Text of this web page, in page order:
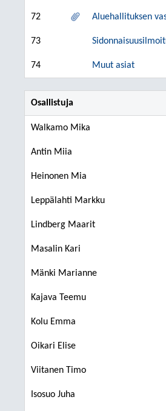
72 Aluehallituksen
73
74 Muut asiat
Osallistuja
Walkamo Mika
Antin Miia
Heinonen Mia
Leppälahti Markku
Lindberg Maarit
Masalin Kari
Mänki Marianne
Kajava Teemu
Kolu Emma
Oikari Elise
Viitanen Timo
Isosuo Juha